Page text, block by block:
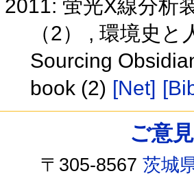
2011: 蛍光X線分析
（2） , 環境史と
Sourcing
book (2) [Net]
ご意
〒305-8567茨城